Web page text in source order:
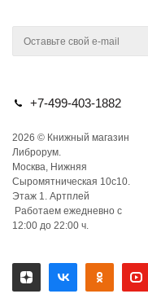
+7-499-403-1882
2026 © Книжный магазин
Либрорум.
Москва, Нижняя
Сыромятническая 10с10.
Этаж 1. Артплей
Работаем ежедневно с
12:00 до 22:00 ч.